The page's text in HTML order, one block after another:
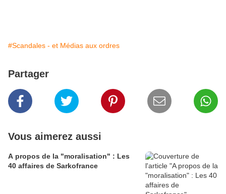
#Scandales - et Médias aux ordres
Partager
Vous aimerez aussi
A propos de la "moralisation" : Les
40 affaires de Sarkofrance